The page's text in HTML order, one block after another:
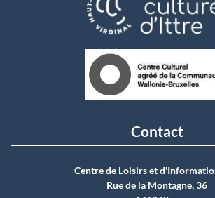
Contact
Centre de Loisirs et
Rue de la Montagne, 36